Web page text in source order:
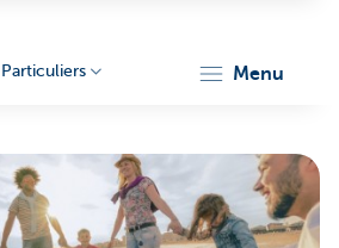
Particuliers menu